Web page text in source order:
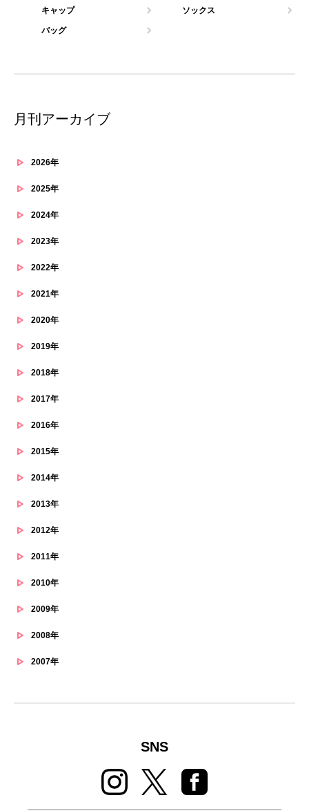
キャップ ソックス
バッグ
月刊アーカイブ
2026年
2025年
2024年
2023年
2022年
2021年
2020年
2019年
2018年
2017年
2016年
2015年
2014年
2013年
2012年
2011年
2010年
2009年
2008年
2007年
SNS